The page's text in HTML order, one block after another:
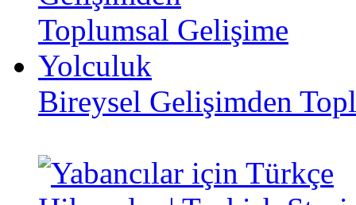
Bireysel Gelişimden